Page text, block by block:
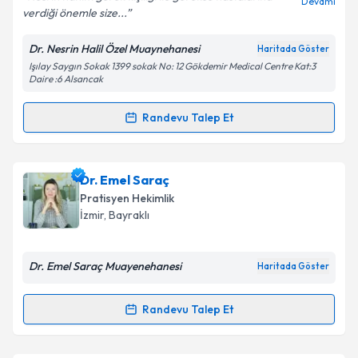
Kişisel verilerimin işlenmesine ilişkin
Aydınlatma
Metni'ni okudum ve kişisel verilerimin belirtilen
kapsamda işlenmesini kabul ediyorum.
Takvim Talebini Gönder
verdiği önemle size...
Dr. Nesrin Halil Özel Muaynehanesi Haritada Göster
Işılay Saygın Sokak 1399 sokak No: 12 Gökdemir Medical Centre Kat:3
Daire :6 Alsancak
Randevu Talep Et
Randevu Takvimi Talebi
Dr. Nesrin Haliliçin randevu takvimi talebi oluşturun.
Size bu uzmandan randevu almanız için bir takvim
hazırlandığında e-posta ile bilgilendireceğiz.
Kişisel verilerimin işlenmesine ilişkinAydınlatma
Dr. Emel Saraç
Pratisyen Hekimlik
İzmir, Bayraklı
Dr. Emel Saraç Muayenehanesi Haritada Göster
Randevu Talep Et
Randevu Takvimi Talebi